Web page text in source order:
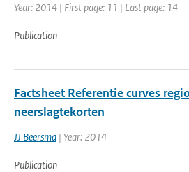
Year: 2014 | First page: 11 | Last page: 14
Publication
Factsheet Referentie curves
neerslagtekorten
JJ Beersma | Year: 2014
Publication